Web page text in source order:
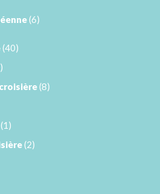
(6)
(40)
(8)
(1)
(2)